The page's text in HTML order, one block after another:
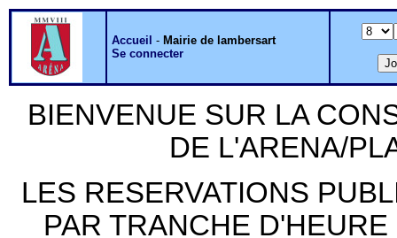
Accueil - Mairie de lambersart
Se connecter
BIENVENUE SUR LA
DE L'ARENA/
LES RESERVATIONS
PAR TRANCHE